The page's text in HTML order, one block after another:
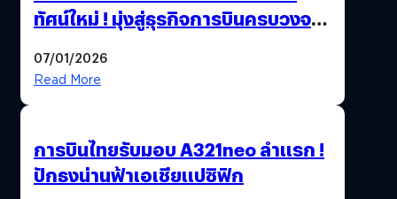
ทัศน์ใหม่ ! มุ่งสู่ธุรกิจการบินครบวงจร
สังคม
07/01/2026
Read More
การบินไทยรับมอบ A321neo ลำแรก !
ปักธงน่านฟ้าเอเชียแปซิฟิก